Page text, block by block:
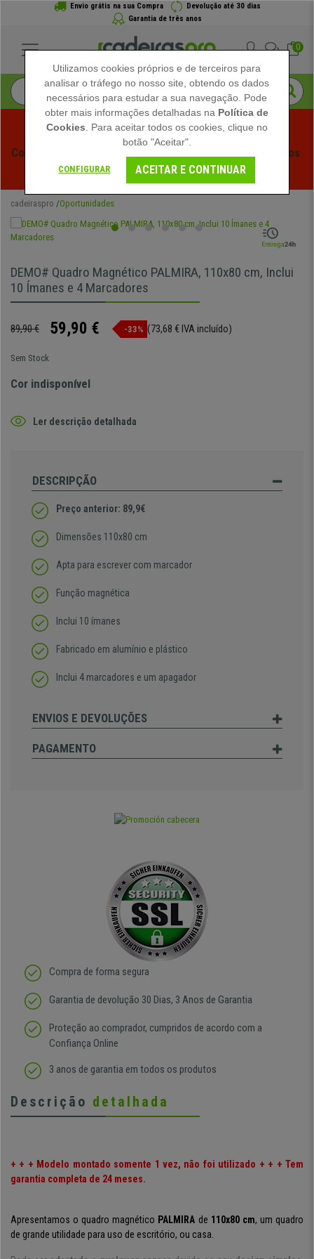
Envio grátis na sua Compra
Devolução até 30 dias
Garantia de três anos
0
Começam os Saldos de Verão em Cadeiraspro! Descontos
Exclusivos por Tempo Limitado - Ver Promoção
cadeiraspro Oportunidades
DEMO# Quadro Magnético PALMIRA, 110x80 cm, Inclui
10 Ímanes e 4 Marcadores
89,90 € 59,90 € -33% (73,68 € IVA incluído)
Sem Stock
Cor indisponível
Ler descrição detalhada
DESCRIPÇÃO
Preço anterior: 89,9€
Dimensões 110x80 cm
Apta para escrever com marcador
Função magnética
Inclui 10 ímanes
Fabricado em alumínio e plástico
Inclui 4 marcadores e um apagador
ENVIOS E DEVOLUÇÕES
PAGAMENTO
Compra de forma segura
Garantia de devolução 30 Dias, 3 Anos de Garantia
Proteção ao comprador, cumpridos de acordo com a
Confiança Online
3 anos de garantia em todos os produtos
Descrição detalhada
+ + + Modelo montado somente 1 vez, não foi utilizado + + + Tem
garantia completa de 24 meses.
Apresentamos o quadro magnético PALMIRA de 110x80 cm, um quadro
de grande utilidade para uso de escritório, ou casa.
Utilizamos cookies próprios e de terceiros para
analisar o tráfego no nosso site, obtendo os dados
necessários para estudar a sua navegação. Pode
obter mais informações detalhadas na Política de
Cookies . Para aceitar todos os cookies, clique no
botão "Aceitar".
CONFIGURAR ACEITAR E CONTINUAR